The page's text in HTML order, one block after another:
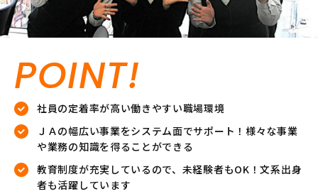
POINT!
社員の定着率が高い働きやすい職場環境
ＪＡの幅広い事業をシステム面でサポート！様々な事業
や業務の知識を得ることができる
教育制度が充実しているので、未経験者もOK！文系出身
者も活躍しています